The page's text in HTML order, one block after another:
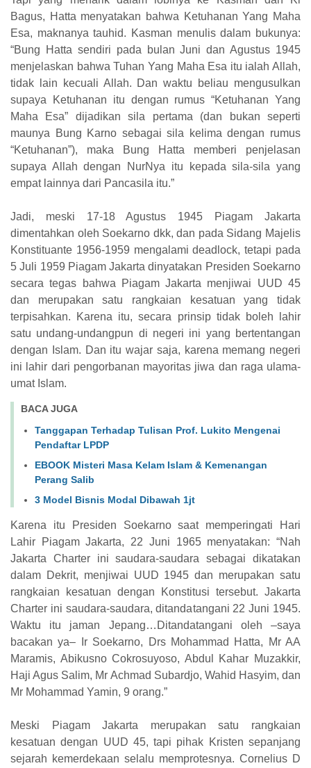
Bagus, Hatta menyatakan bahwa Ketuhanan Yang Maha
Esa, maknanya tauhid. Kasman menulis dalam bukunya:
“Bung Hatta sendiri pada bulan Juni dan Agustus 1945
menjelaskan bahwa Tuhan Yang Maha Esa itu ialah Allah,
tidak lain kecuali Allah. Dan waktu beliau mengusulkan
supaya Ketuhanan itu dengan rumus “Ketuhanan Yang
Maha Esa” dijadikan sila pertama (dan bukan seperti
maunya Bung Karno sebagai sila kelima dengan rumus
“Ketuhanan”), maka Bung Hatta memberi penjelasan
supaya Allah dengan NurNya itu kepada sila-sila yang
empat lainnya dari Pancasila itu.”
Jadi, meski 17-18 Agustus 1945 Piagam Jakarta
dimentahkan oleh Soekarno dkk, dan pada Sidang Majelis
Konstituante 1956-1959 mengalami deadlock, tetapi pada
5 Juli 1959 Piagam Jakarta dinyatakan Presiden Soekarno
secara tegas bahwa Piagam Jakarta menjiwai UUD 45
dan merupakan satu rangkaian kesatuan yang tidak
terpisahkan. Karena itu, secara prinsip tidak boleh lahir
satu undang-undangpun di negeri ini yang bertentangan
dengan Islam. Dan itu wajar saja, karena memang negeri
ini lahir dari pengorbanan mayoritas jiwa dan raga ulama-
umat Islam.
BACA JUGA
Tanggapan Terhadap Tulisan Prof. Lukito Mengenai
Pendaftar LPDP
EBOOK Misteri Masa Kelam Islam & Kemenangan
Perang Salib
3 Model Bisnis Modal Dibawah 1jt
Karena itu Presiden Soekarno saat memperingati Hari
Lahir Piagam Jakarta, 22 Juni 1965 menyatakan: “Nah
Jakarta Charter ini saudara-saudara sebagai dikatakan
dalam Dekrit, menjiwai UUD 1945 dan merupakan satu
rangkaian kesatuan dengan Konstitusi tersebut. Jakarta
Charter ini saudara-saudara, ditandatangani 22 Juni 1945.
Waktu itu jaman Jepang…Ditandatangani oleh –saya
bacakan ya– Ir Soekarno, Drs Mohammad Hatta, Mr AA
Maramis, Abikusno Cokrosuyoso, Abdul Kahar Muzakkir,
Haji Agus Salim, Mr Achmad Subardjo, Wahid Hasyim, dan
Mr Mohammad Yamin, 9 orang.”
Meski Piagam Jakarta merupakan satu rangkaian
kesatuan dengan UUD 45, tapi pihak Kristen sepanjang
sejarah kemerdekaan selalu memprotesnya. Cornelius D